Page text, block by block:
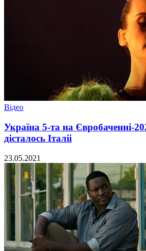
Відео
Україна 5-та на Євробаченні-
дісталось Італіі
23.05.2021